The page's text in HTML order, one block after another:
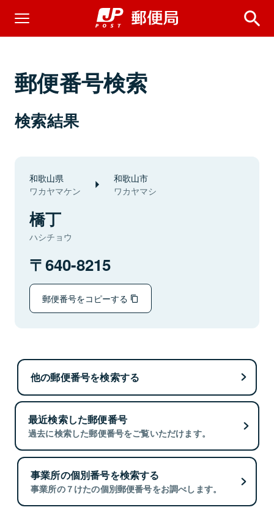
郵便番号検索
検索結果
和歌山県
ワカヤマケン
和歌山市
ワカヤマシ
橋丁
ハシチョウ
640-8215
郵便番号をコピーする
他の郵便番号を検索する
最近検索した郵便番号
過去に検索した郵便番号をご覧いただけます。
事業所の個別番号を検索する
事業所の７けたの個別郵便番号をお調べします。